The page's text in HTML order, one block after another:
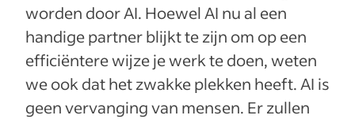
worden door AI. Hoewel AI nu al een
handige partner blijkt te zijn om op een
efficiëntere wijze je werk te doen, weten
we ook dat het zwakke plekken heeft. AI is
geen vervanging van mensen. Er zullen